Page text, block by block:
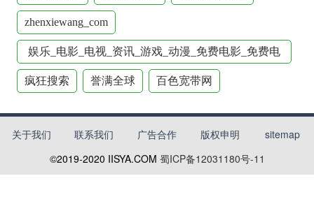
zhenxiewang_com
娱乐_电影_电视_资讯_游戏_动漫_免费电影_免费电
视剧_游戏充值_休闲游戏_音乐_首映_宽频娱乐_大片
_体育直
疯狂搜索 誉满全球 百色宽带网
关于我们 联系我们 广告合作 版权申明
sitemap
©2019-2020 IISYA.COM 蜀ICP备12031180号-11